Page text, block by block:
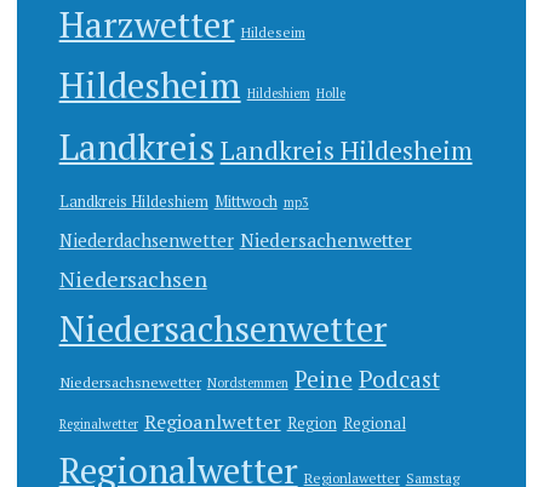
Harzwetter Hildeseim
Hildesheim Hildeshiem Holle
Landkreis Landkreis Hildesheim
Landkreis Hildeshiem Mittwoch mp3
Niederdachsenwetter Niedersachenwetter
Niedersachsen
Niedersachsenwetter
Niedersachsnewetter Nordstemmen Peine Podcast
Reginalwetter Regioanlwetter Region Regional
Regionalwetter Regionlawetter Samstag